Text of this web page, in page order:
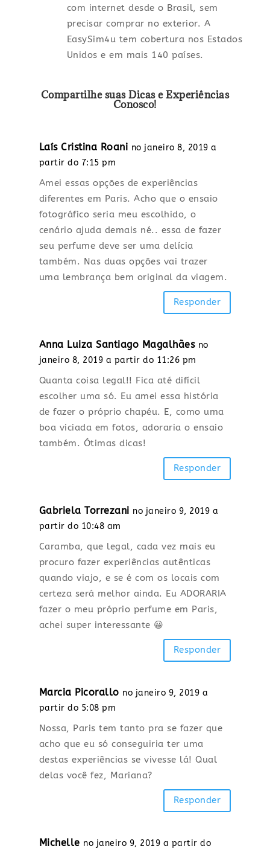
com internet desde o Brasil, sem
precisar comprar no exterior. A
EasySim4u tem cobertura nos Estados
Unidos e em mais 140 países.
Compartilhe suas Dicas e Experiências
Conosco!
Laís Cristina Roani no janeiro 8, 2019 a
partir do 7:15 pm
Amei essas opções de experiências
diferentes em Paris. Acho que o ensaio
fotográfico seria meu escolhido, o
cenário ajuda demais né.. essa de fazer
seu perfume deve ser uma delícia
também. Nas duas opções vai trazer
uma lembrança bem original da viagem.
Responder
Anna Luiza Santiago Magalhães no
janeiro 8, 2019 a partir do 11:26 pm
Quanta coisa legal!! Fica até difícil
escolher uma só. Eu amei essa história
de fazer o próprio chapéu. E, como uma
boa viciada em fotos, adoraria o ensaio
também. Ótimas dicas!
Responder
Gabriela Torrezani no janeiro 9, 2019 a
partir do 10:48 am
Caramba, que legal, cada vez mais eu
procuro fazer experiências autênticas
quando viajo, e se é com os locais com
certeza será melhor ainda. Eu ADORARIA
fazer o meu próprio perfume em Paris,
achei super interessante 😀
Responder
Marcia Picorallo no janeiro 9, 2019 a
partir do 5:08 pm
Nossa, Paris tem tanto pra se fazer que
acho que eu só conseguiria ter uma
destas experiências se vivesse lá! Qual
delas você fez, Mariana?
Responder
Michelle no janeiro 9, 2019 a partir do